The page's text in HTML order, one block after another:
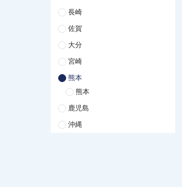
長崎
佐賀
大分
宮崎
熊本
熊本
鹿児島
沖縄